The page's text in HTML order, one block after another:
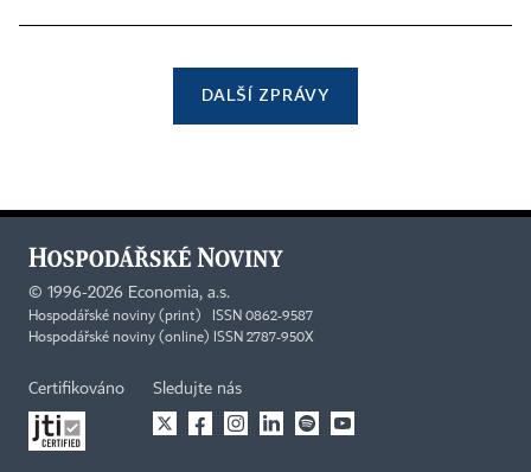
DALŠÍ ZPRÁVY
© 1996-2026 Economia, a.s.
Hospodářské noviny (print) ISSN 0862-9587
Hospodářské noviny (online) ISSN 2787-950X
Certifikováno Sledujte nás